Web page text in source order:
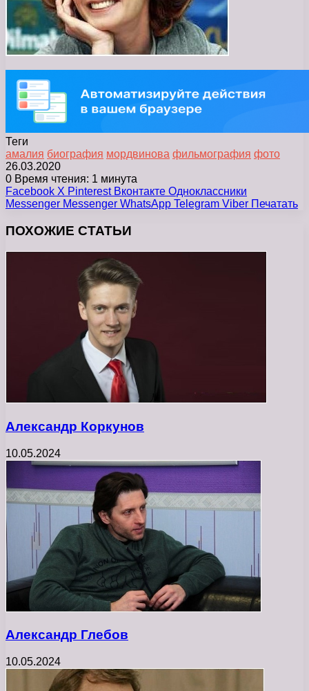
Теги
амалия биография мордвинова фильмография фото
26.03.2020
0 Время чтения: 1 минута
Facebook X Pinterest Вконтакте Одноклассники
Messenger Messenger WhatsApp Telegram Viber Печатать
ПОХОЖИЕ СТАТЬИ
Александр Коркунов
10.05.2024
Александр Глебов
10.05.2024